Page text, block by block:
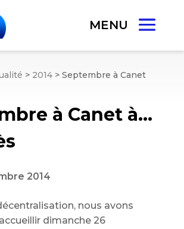
> 2014> Septembre à Canet
à Canet à…
2014
nous avons
dimanche 26